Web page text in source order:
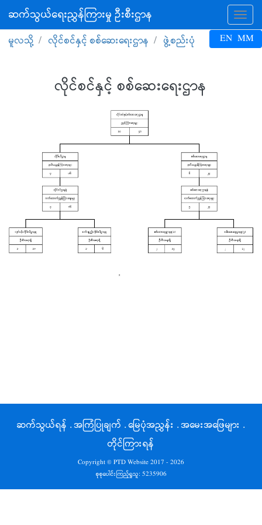
ဆက်သွယ်ရေးညွှန်ကြားမှု ဦးစီးဌာန
EN MM
မူလသို့ လိုင်စင်နှင့် စစ်ဆေးရေးဌာန ဖွဲ့စည်းပုံ
လိုင်စင်နှင့် စစ်ဆေးရေးဌာန
ဆက်သွယ်ရန် .အကြံပြုချက် .မြေပုံအညွှန်း .အမေးအဖြေများ .
တိုင်ကြားရန်
Copyright © PTD Website 2017 - 2026
စုစုပေါင်းကြည့်ရှုသူ: 5235906